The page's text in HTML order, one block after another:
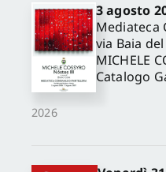
2026
3 agosto
Mediateca
via Baia
MICHELE
Catalogo